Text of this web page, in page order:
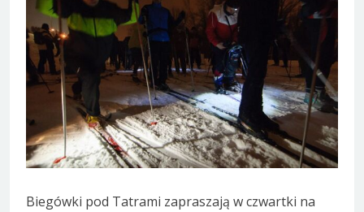
Biegówki pod Tatrami zapraszają w czwartki na